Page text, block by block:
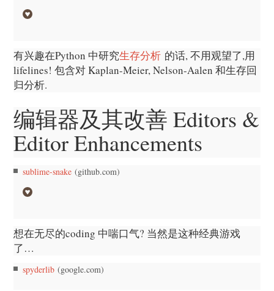
有兴趣在Python 中研究生存分析 的话, 不用观望了,用
lifelines! 包含对 Kaplan-Meier, Nelson-Aalen 和生存回
归分析.
编辑器及其改善 Editors &
Editor Enhancements
sublime-snake (github.com)
想在无尽的coding 中喘口气? 当然是这种经典游戏
了…
spyderlib (google.com)